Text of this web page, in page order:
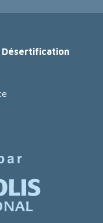
Désertification